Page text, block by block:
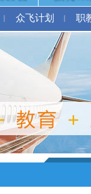
众飞计划 职